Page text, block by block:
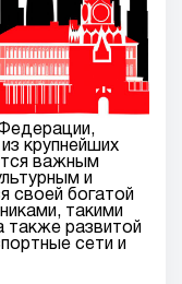
крупнейших
важным
и
своей богатой
такими
также развитой
сети и